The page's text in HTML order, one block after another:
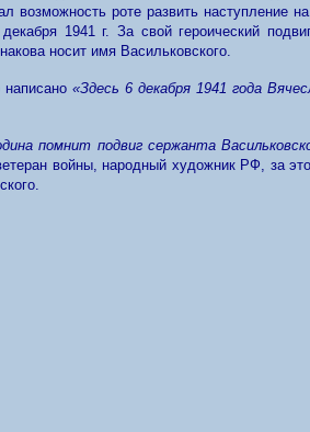
возможность роте развить наступление
1941 г. За свой героический
носит имя Васильковского.
«Здесь 6 декабря 1941 года
помнит подвиг сержанта
войны, народный художник РФ, за